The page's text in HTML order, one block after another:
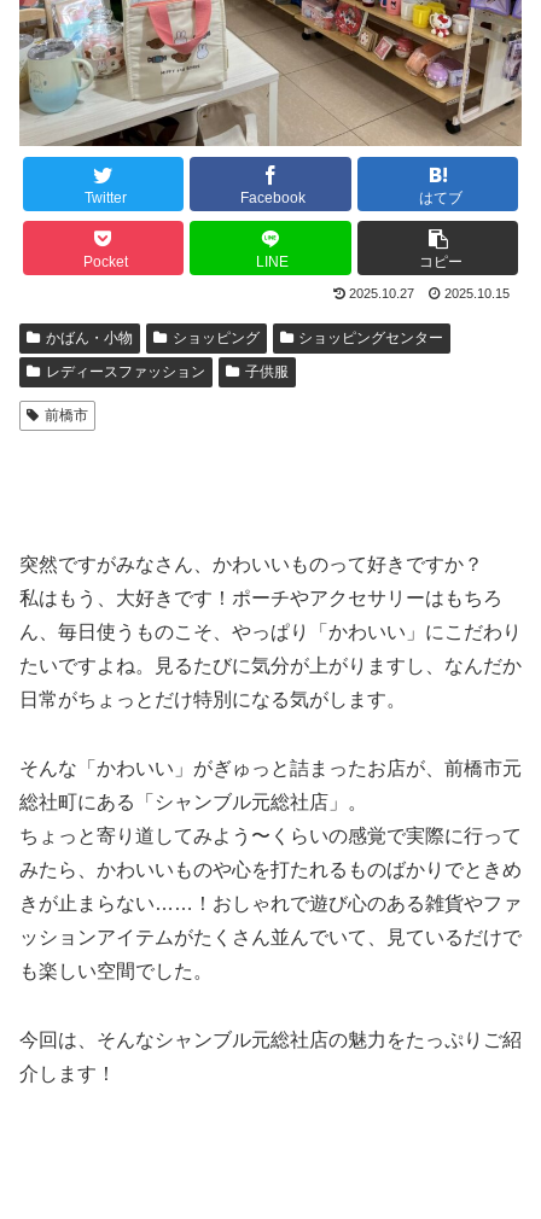
Twitter Facebook はてブ
Pocket LINE コピー
2025.10.27 2025.10.15
かばん・小物 ショッピング
ショッピングセンター
レディースファッション
子供服
前橋市
突然ですがみなさん、かわいいものって好きですか？
私はもう、大好きです！ポーチやアクセサリーはもちろ
ん、毎日使うものこそ、やっぱり「かわいい」にこだわり
たいですよね。見るたびに気分が上がりますし、なんだか
日常がちょっとだけ特別になる気がします。
そんな「かわいい」がぎゅっと詰まったお店が、前橋市元
総社町にある「シャンブル元総社店」。
ちょっと寄り道してみよう〜くらいの感覚で実際に行って
みたら、かわいいものや心を打たれるものばかりでときめ
きが止まらない……！おしゃれで遊び心のある雑貨やファ
ッションアイテムがたくさん並んでいて、見ているだけで
も楽しい空間でした。
今回は、そんなシャンブル元総社店の魅力をたっぷりご紹
介します！